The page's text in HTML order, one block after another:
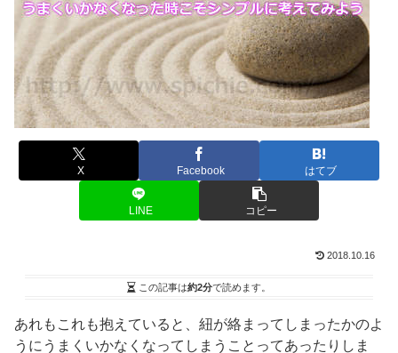
X Facebook はてブ
LINE コピー
2018.10.16
この記事は約2分で読めます。
あれもこれも抱えていると、紐が絡まってしまったかのよ
うにうまくいかなくなってしまうことってあったりしま